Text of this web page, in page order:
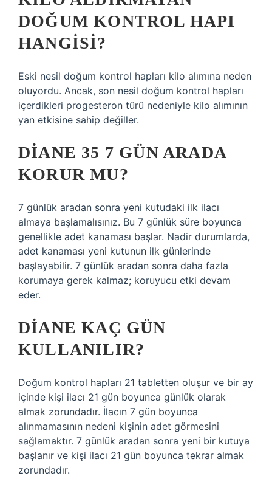
DOĞUM KONTROL HAPI
HANGISI?
Eski nesil doğum kontrol hapları kilo alımına neden
oluyordu. Ancak, son nesil doğum kontrol hapları
içerdikleri progesteron türü nedeniyle kilo alımının
yan etkisine sahip değiller.
DIANE 35 7 GÜN ARADA
KORUR MU?
7 günlük aradan sonra yeni kutudaki ilk ilacı
almaya başlamalısınız. Bu 7 günlük süre boyunca
genellikle adet kanaması başlar. Nadir durumlarda,
adet kanaması yeni kutunun ilk günlerinde
başlayabilir. 7 günlük aradan sonra daha fazla
korumaya gerek kalmaz; koruyucu etki devam
eder.
DIANE KAÇ GÜN
KULLANILIR?
Doğum kontrol hapları 21 tabletten oluşur ve bir ay
içinde kişi ilacı 21 gün boyunca günlük olarak
almak zorundadır. İlacın 7 gün boyunca
alınmamasının nedeni kişinin adet görmesini
sağlamaktır. 7 günlük aradan sonra yeni bir kutuya
başlanır ve kişi ilacı 21 gün boyunca tekrar almak
zorundadır.